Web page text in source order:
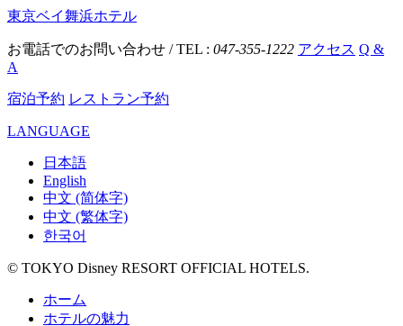
東京ベイ舞浜ホテル
お電話でのお問い合わせ / TEL : 047-355-1222 アクセス Q &
A
宿泊予約 レストラン予約
LANGUAGE
日本語
English
中文 (简体字)
中文 (繁体字)
한국어
© TOKYO Disney RESORT OFFICIAL HOTELS.
ホーム
ホテルの魅力